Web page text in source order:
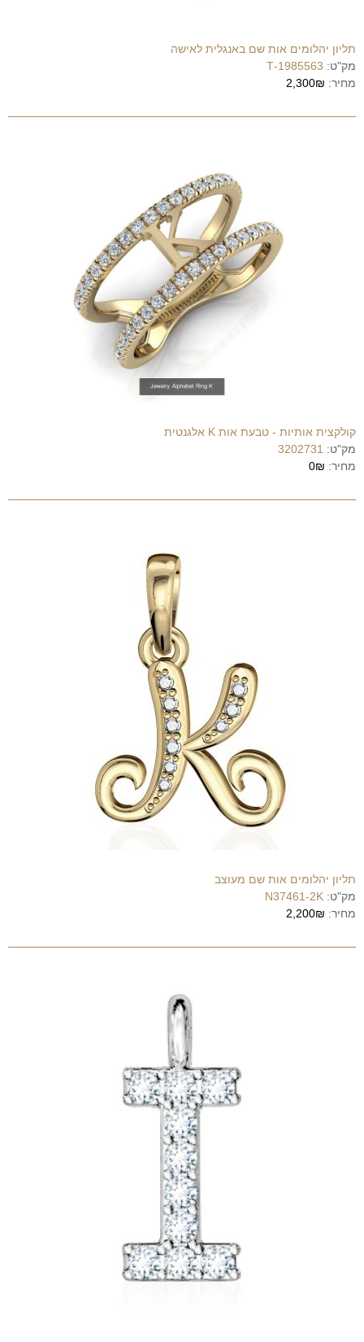
תליון יהלומים אות שם באנגלית לאישה
מק"ט: 1985563-T
מחיר: 2,300₪
קולקצית אותיות - טבעת אות K אלגנטית
מק"ט: 3202731
מחיר: 0₪
תליון יהלומים אות שם מעוצב
מק"ט: N37461-2K
מחיר: 2,200₪